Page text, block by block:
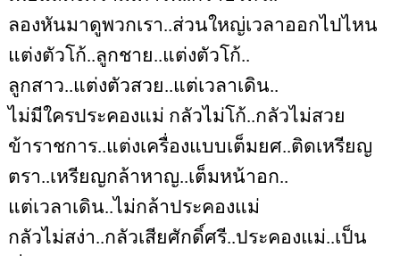
ลองหันมาดูพวกเรา..ส่วนใหญ่เวลาออกไปไหน
แต่งตัวโก้..ลูกชาย..แต่งตัวโก้..
ลูกสาว..แต่งตัวสวย..แต่เวลาเดิน..
ไม่มีใครประคองแม่ กลัวไม่โก้..กลัวไม่สวย
ข้าราชการ..แต่งเครื่องแบบเต็มยศ..ติดเหรียญ
ตรา..เหรียญกล้าหาญ..เต็มหน้าอก..
แต่เวลาเดิน..ไม่กล้าประคองแม่
กลัวไม่สง่า..กลัวเสียศักดิ์ศรี..ประคองแม่..เป็น